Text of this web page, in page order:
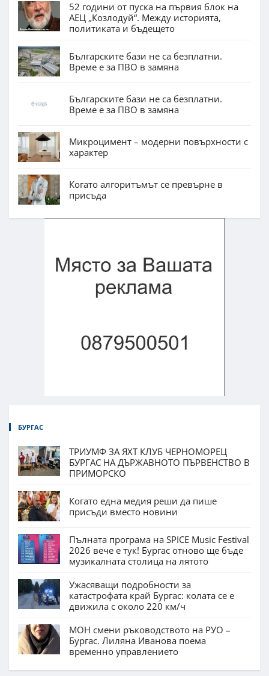
52 години от пуска на първия блок на
АЕЦ „Козлодуй“. Между историята,
политиката и бъдещето
Българските бази не са безплатни.
Време е за ПВО в замяна
Българските бази не са безплатни.
Време е за ПВО в замяна
Микроцимент – модерни повърхности с
характер
Когато алгоритъмът се превърне в
присъда
БУРГАС
ТРИУМФ ЗА ЯХТ КЛУБ ЧЕРНОМОРЕЦ
БУРГАС НА ДЪРЖАВНОТО ПЪРВЕНСТВО В
ПРИМОРСКО
Когато една медия реши да пише
присъди вместо новини
Пълната програма на SPICE Music Festival
2026 вече е тук! Бургас отново ще бъде
музикалната столица на лятото
Ужасяващи подробности за
катастрофата край Бургас: колата се е
движила с около 220 км/ч
МОН смени ръководството на РУО –
Бургас. Лиляна Иванова поема
временно управлението